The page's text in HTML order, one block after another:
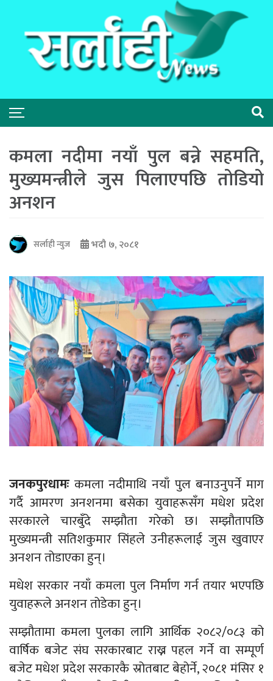
कमला नदीमा नयाँ पुल बन्ने सहमति,
मुख्यमन्त्रीले जुस पिलाएपछि तोडियो
अनशन
सर्लाही न्युज भदौ ७, २०८१
जनकपुरधामः कमला नदीमाथि नयाँ पुल बनाउनुपर्ने माग
गर्दै आमरण अनशनमा बसेका युवाहरूसँग मधेश प्रदेश
सरकारले चारबुँदे सम्झौता गरेको छ। सम्झौतापछि
मुख्यमन्त्री सतिशकुमार सिंहले उनीहरूलाई जुस खुवाएर
अनशन तोडाएका हुन्।
मधेश सरकार नयाँ कमला पुल निर्माण गर्न तयार भएपछि
युवाहरूले अनशन तोडेका हुन्।
सम्झौतामा कमला पुलका लागि आर्थिक २०८२/०८३ को
वार्षिक बजेट संघ सरकारबाट राख्न पहल गर्ने वा सम्पूर्ण
बजेट मधेश प्रदेश सरकारकै स्रोतबाट बेहोर्ने, २०८१ मंसिर १